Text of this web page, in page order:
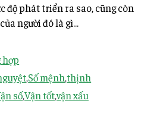
độ phát triển ra sao, cũng còn
người đó là gì…
hợp
,Số mệnh,thịnh
số,Vận tốt,vận xấu